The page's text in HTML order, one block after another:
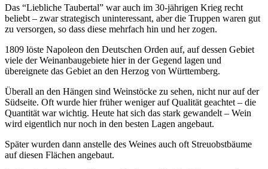
Das “Liebliche Taubertal” war auch im 30-jährigen Krieg recht
beliebt – zwar strategisch uninteressant, aber die Truppen waren gut
zu versorgen, so dass diese mehrfach hin und her zogen.
1809 löste Napoleon den Deutschen Orden auf, auf dessen Gebiet
viele der Weinanbaugebiete hier in der Gegend lagen und
übereignete das Gebiet an den Herzog von Württemberg.
Überall an den Hängen sind Weinstöcke zu sehen, nicht nur auf der
Südseite. Oft wurde hier früher weniger auf Qualität geachtet – die
Quantität war wichtig. Heute hat sich das stark gewandelt – Wein
wird eigentlich nur noch in den besten Lagen angebaut.
Später wurden dann anstelle des Weines auch oft Streuobstbäume
auf diesen Flächen angebaut.